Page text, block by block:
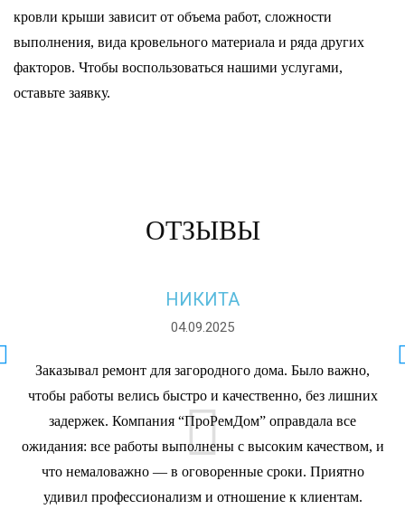
кровли крыши зависит от объема работ, сложности
выполнения, вида кровельного материала и ряда других
факторов. Чтобы воспользоваться нашими услугами,
оставьте заявку.
ОТЗЫВЫ
НИКИТА
04.09.2025
Заказывал ремонт для загородного дома. Было важно,
чтобы работы велись быстро и качественно, без лишних
задержек. Компания “ПроРемДом” оправдала все
ожидания: все работы выполнены с высоким качеством, и
что немаловажно — в оговоренные сроки. Приятно
удивил профессионализм и отношение к клиентам.